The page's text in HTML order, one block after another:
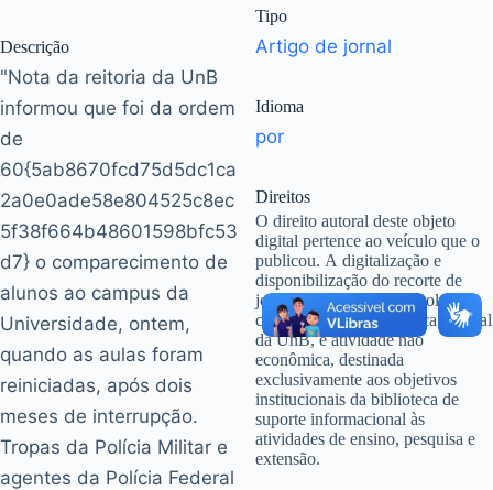
Descrição
"Nota da reitoria da UnB
informou que foi da ordem
de
60{5ab8670fcd75d5dc1ca
2a0e0ade58e804525c8ec
5f38f664b48601598bfc53
d7} o comparecimento de
alunos ao campus da
Universidade, ontem,
quando as aulas foram
reiniciadas, após dois
meses de interrupção.
Tropas da Polícia Militar e
agentes da Polícia Federal
Tipo
Artigo de jornal
Idioma
por
Direitos
O direito autoral deste objeto
digital pertence ao veículo que o
publicou. A digitalização e
disponibilização do recorte de
jornal, que faz parte de coleção
custodiada pela Biblioteca Central
da UnB, é atividade não
econômica, destinada
exclusivamente aos objetivos
institucionais da biblioteca de
suporte informacional às
atividades de ensino, pesquisa e
extensão.